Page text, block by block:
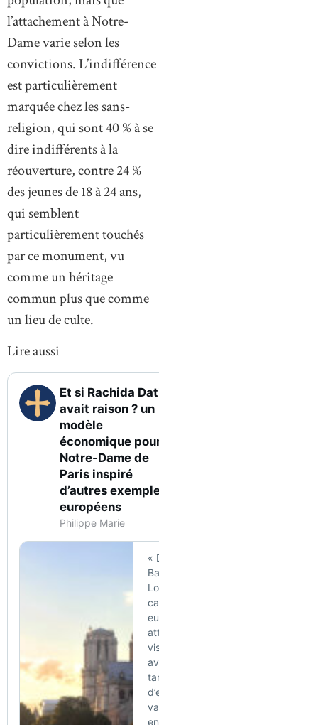
l’attachement à Notre-
Dame varie selon les
convictions. L’indifférence
est particulièrement
marquée chez les sans-
religion, qui sont 40 % à se
dire indifférents à la
réouverture, contre 24 %
des jeunes de 18 à 24 ans,
qui semblent
particulièrement touchés
par ce monument, vu
comme un héritage
commun plus que comme
un lieu de culte.
Lire aussi